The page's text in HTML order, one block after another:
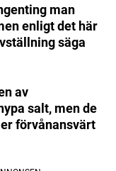
man
enligt det här
säga
av
salt, men de
förvånansvärt